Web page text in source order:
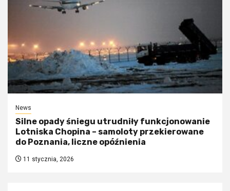
News
Silne opady śniegu utrudniły funkcjonowanie
Lotniska Chopina – samoloty przekierowane
do Poznania, liczne opóźnienia
11 stycznia, 2026